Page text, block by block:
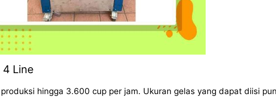
4 Line
hingga 3.600 cup per jam. Ukuran gelas yang dapat diisi pun